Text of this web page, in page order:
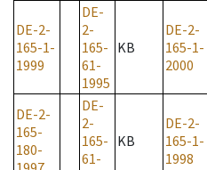
DE-2-
165-1-
1999
DE-
2-
165-
61-
1995
KB
DE-2-
165-1-
2000
DE-2-
165-
180-
DE-
2-
165-
61-
KB
DE-2-
165-1-
1998